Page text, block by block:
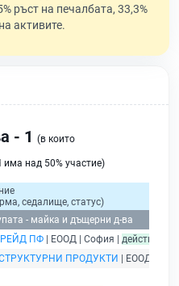
ръст на печалбата, 33,3%
активите.
- 1 (в които
над 50% участие)
седалище, статус)
- майка и дъщерни д-ва
ПФ | ЕООД | София | действащ
ПРОДУКТИ
| ЕООД |